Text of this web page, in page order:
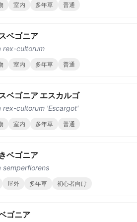
室内 多年草 普通
ベゴニア
rex-cultorum
室内 多年草 普通
ベゴニア エスカルゴ
rex-cultorum 'Escargot'
室内 多年草 普通
ベゴニア
semperflorens
屋外 多年草 初心者向け
ゴニア